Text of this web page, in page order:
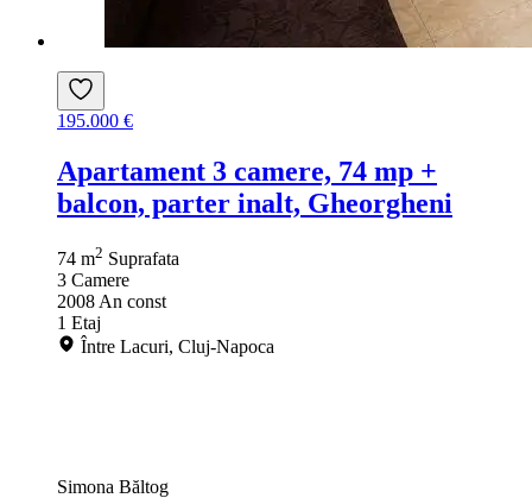
195.000 €
Apartament 3 camere, 74 mp +
balcon, parter inalt, Gheorgheni
74 m2 Suprafata
3 Camere
2008 An const
1 Etaj
Între Lacuri, Cluj-Napoca
Simona Băltog